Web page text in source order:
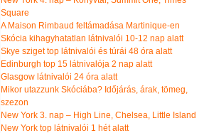
Square
A Maison Rimbaud feltámadása Martinique-en
Skócia kihagyhatatlan látnivalói 10-12 nap alatt
Skye sziget top látnivalói és túrái 48 óra alatt
Edinburgh top 15 látnivalója 2 nap alatt
Glasgow látnivalói 24 óra alatt
Mikor utazzunk Skóciába? Időjárás, árak, tömeg,
szezon
New York 3. nap – High Line, Chelsea, Little Island
New York top látnivalói 1 hét alatt